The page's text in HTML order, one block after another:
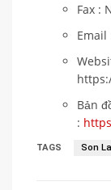
Fax :
Email
Bản
:
TAGS Son La